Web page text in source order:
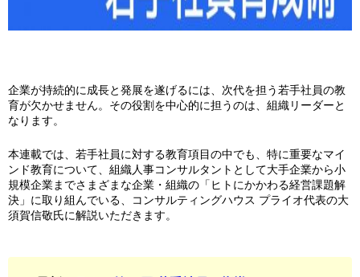
企業が持続的に成長と発展を遂げるには、次代を担う若手社員の教
育が欠かせません。その役割を中心的に担うのは、組織リーダーと
なります。
本連載では、若手社員に対する教育項目の中でも、特に重要なマイ
ンド教育について、組織人事コンサルタントとして大手企業から小
規模企業までさまざまな企業・組織の「ヒトにかかわる経営課題解
決」に取り組んでいる、コンサルティングハウス プライオ代表の大
須賀信敬氏に解説いただきます。